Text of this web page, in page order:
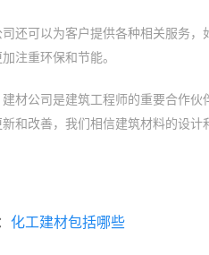
司还可以为客户提供各种相关服务
注重环保和节能。
建材公司是建筑工程师的重要合作
和改善，我们相信建筑材料的设计
化工建材包括哪些